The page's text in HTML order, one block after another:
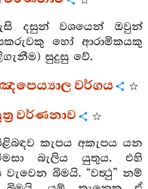
දසුන් වශයෙන් ඔවුන්
හෝ ආරාමිකයකු
සුදුසු වේ.
වර්ගය
වර්ණනාව
කැපය අකැපය යන
බැලිය යුතුය. එහි
බිමයි. “වත්‍ථු” නම්